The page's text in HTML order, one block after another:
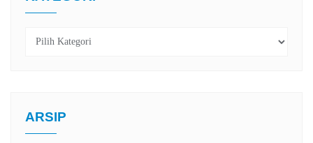
Kategori
ARSIP